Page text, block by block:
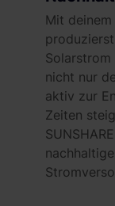
Mit
nicht nur
aktiv zur
Zeiten